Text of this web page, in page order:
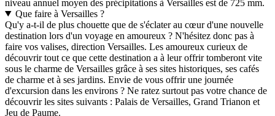
niveau annuel moyen des précipitations à Versailles est de 725 mm.
Que faire à Versailles ?
Qu'y a-t-il de plus chouette que de s'éclater au cœur d'une nouvelle
destination lors d'un voyage en amoureux ? N'hésitez donc pas à
faire vos valises, direction Versailles. Les amoureux curieux de
découvrir tout ce que cette destination a à leur offrir tomberont vite
sous le charme de Versailles grâce à ses sites historiques, ses cafés
de charme et à ses jardins. Envie de vous offrir une journée
d'excursion dans les environs ? Ne ratez surtout pas votre chance de
découvrir les sites suivants : Palais de Versailles, Grand Trianon et
Jeu de Paume.